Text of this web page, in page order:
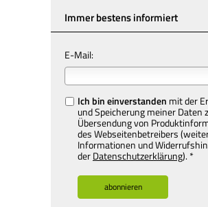
Immer bestens informiert
E-Mail:
Ich bin einverstanden mit der
und Speicherung meiner Daten
Übersendung von
des Webseitenbetreibers
Informationen und
derDatenschutzerklärung). *